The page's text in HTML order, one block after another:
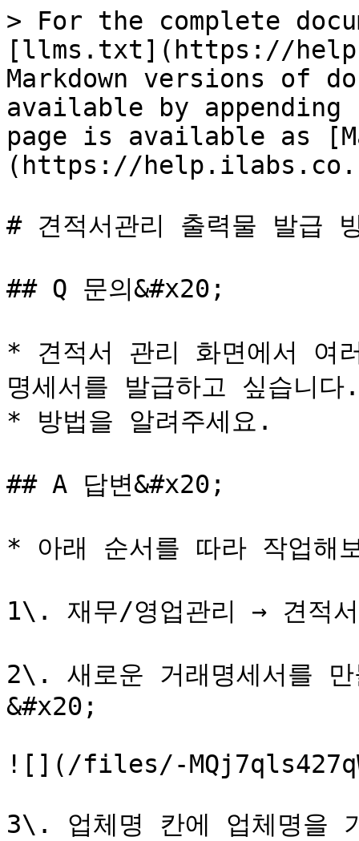
> For the complete
[llms.txt](https://
Markdown versions of
available by
page is available as
(https://
# 견적서관리 출력물 발급
## Q 문의&#x20;
* 견적서 관리 화면에서 여
명세서를 발급하고 싶습니다.
* 방법을 알려주세요.
## A 답변&#x20;
* 아래 순서를 따라 작업해
1\. 재무/영업관리 → 견적
2\. 새로운 거래명세서를
&#x20;
![](/files/-
3\. 업체명 칸에 업체명을